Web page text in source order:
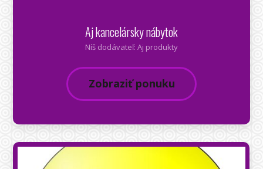
Aj kancelársky nábytok
Níš dodávateľ: Aj produkty
Zobraziť ponuku